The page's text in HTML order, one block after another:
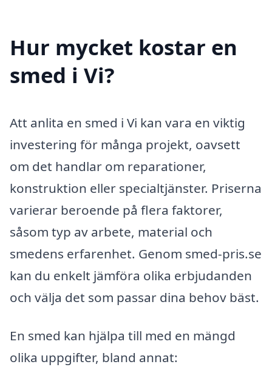
Hur mycket kostar en
smed i Vi?
Att anlita en smed i Vi kan vara en viktig
investering för många projekt, oavsett
om det handlar om reparationer,
konstruktion eller specialtjänster. Priserna
varierar beroende på flera faktorer,
såsom typ av arbete, material och
smedens erfarenhet. Genom smed-pris.se
kan du enkelt jämföra olika erbjudanden
och välja det som passar dina behov bäst.
En smed kan hjälpa till med en mängd
olika uppgifter, bland annat: